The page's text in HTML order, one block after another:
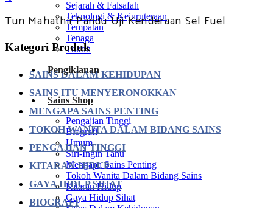
Sejarah & Falsafah
Teknologi & Kejuruteraan
Tempatan
Tenaga
Tokoh
Pengiklanan
Sains Shop
Pengajian Tinggi
Biografi
Umum
Siri-Ingin Tahu
Mengapa Sains Penting
Tokoh Wanita Dalam Bidang Sains
Kitaran Hidup
Gaya Hidup Sihat
Tun Mahathir Pandu Uji Kenderaan Sel Fuel
Kategori Produk
SAINS DALAM KEHIDUPAN
SAINS ITU MENYERONOKKAN
MENGAPA SAINS PENTING
TOKOH WANITA DALAM BIDANG SAINS
PENGAJIAN TINGGI
KITARAN HIDUP
GAYA HIDUP SIHAT
BIOGRAFI